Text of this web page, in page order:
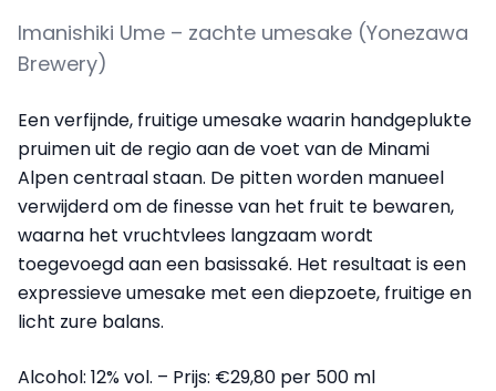
Imanishiki Ume – zachte umesake (Yonezawa
Brewery)
Een verfijnde, fruitige umesake waarin handgeplukte
pruimen uit de regio aan de voet van de Minami
Alpen centraal staan. De pitten worden manueel
verwijderd om de finesse van het fruit te bewaren,
waarna het vruchtvlees langzaam wordt
toegevoegd aan een basissaké. Het resultaat is een
expressieve umesake met een diepzoete, fruitige en
licht zure balans.
Alcohol: 12% vol. – Prijs: €29,80 per 500 ml